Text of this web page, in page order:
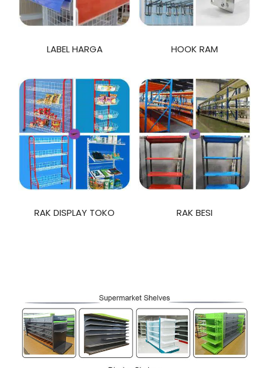
LABEL HARGA HOOK RAM
RAK DISPLAY TOKO RAK BESI